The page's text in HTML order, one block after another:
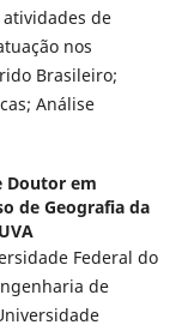
atividades de
nos
Brasileiro;
Análise
Doutor em
de Geografia da
Federal do
de